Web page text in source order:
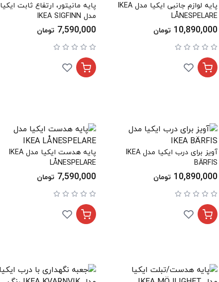
پایه لوازم جانبی ایکیا مدل IKEA
LÅNESPELARE
10,890,000 تومان
پایه مانیتور، ارتفاع ثابت ایکیا
مدل IKEA SIGFINN
7,590,000 تومان
آویز برای درب ایکیا مدل IKEA
BÄRFIS
10,890,000 تومان
پایه هدست ایکیا مدل IKEA
LÅNESPELARE
7,590,000 تومان